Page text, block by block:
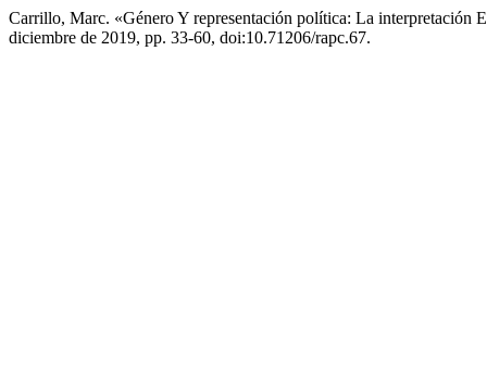
Carrillo, Marc. «Género Y representación política: La interpretación
diciembre de 2019, pp. 33-60, doi:10.71206/rapc.67.